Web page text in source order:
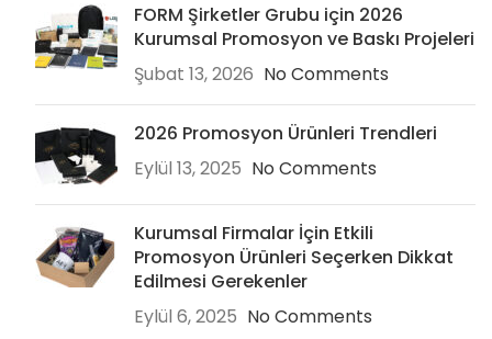
FORM Şirketler Grubu için 2026
Kurumsal Promosyon ve Baskı Projeleri
Şubat 13, 2026 No Comments
2026 Promosyon Ürünleri Trendleri
Eylül 13, 2025 No Comments
Kurumsal Firmalar İçin Etkili
Promosyon Ürünleri Seçerken Dikkat
Edilmesi Gerekenler
Eylül 6, 2025 No Comments